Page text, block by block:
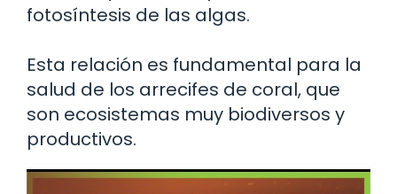
fotosíntesis de las algas.
Esta relación es fundamental para la
salud de los arrecifes de coral, que
son ecosistemas muy biodiversos y
productivos.